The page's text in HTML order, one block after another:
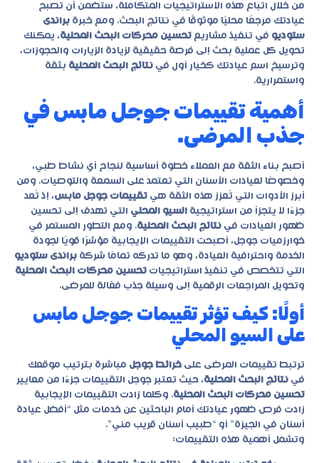
من خلال اتباع هذه الاستراتيجيات المتكاملة، ستضمن أن تصبح
عيادتك مرجعًا محليًا موثوقًا في نتائج البحث. ومع خبرة براندى
ستوديو في تنفيذ مشاريع تحسين محركات البحث المحلية، يمكنك
تحويل كل عملية بحث إلى فرصة حقيقية لزيادة الزيارات والحجوزات،
وترسيخ اسم عيادتك كخيار أول في نتائج البحث المحلية بثقة
واستمرارية.
أهمية تقييمات جوجل مابس في
جذب المرضى.
أصبح بناء الثقة مع العملاء خطوة أساسية لنجاح أي نشاط طبي،
وخصوصًا لعيادات الأسنان التي تعتمد على السمعة والتوصيات. ومن
أبرز الأدوات التي تُعزز هذه الثقة هي تقييمات جوجل مابس، إذ تُعد
جزءًا لا يتجزأ من استراتيجية السيو المحلي التي تهدف إلى تحسين
ظهور العيادات في نتائج البحث المحلية. ومع التطور المستمر في
خوارزميات جوجل، أصبحت التقييمات الإيجابية مؤشرًا قويًا لجودة
الخدمة واحترافية العيادة، وهو ما تدركه تمامًا شركة براندى ستوديو
التي تتخصص في تنفيذ استراتيجيات تحسين محركات البحث المحلية
وتحويل المراجعات الرقمية إلى وسيلة جذب فعّالة للمرضى.
أولًا: كيف تؤثر تقييمات جوجل مابس
على السيو المحلي
ترتبط تقييمات المرضى على خرائط جوجل مباشرة بترتيب موقعك
في نتائج البحث المحلية، حيث تعتبر جوجل التقييمات جزءًا من معايير
تحسين محركات البحث المحلية. وكلما زادت التقييمات الإيجابية
زادت فرص ظهور عيادتك أمام الباحثين عن خدمات مثل “أفضل عيادة
أسنان في الجيزة” أو “طبيب أسنان قريب مني”.
وتشمل أهمية هذه التقييمات: